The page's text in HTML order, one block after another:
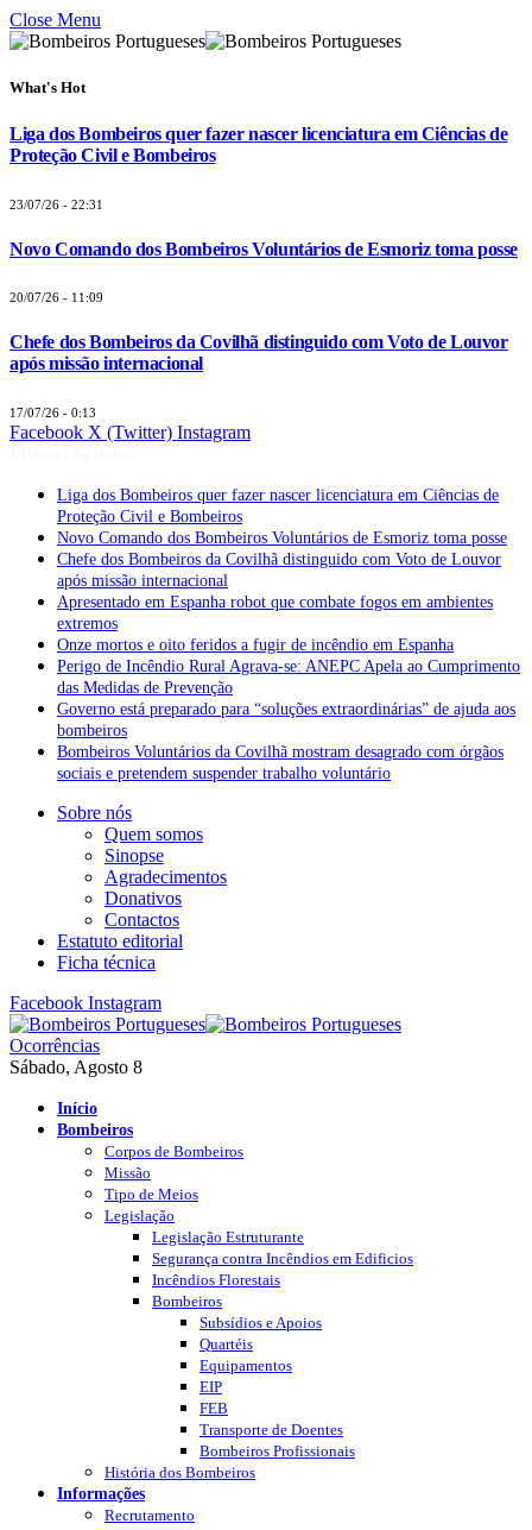
Close Menu
What's Hot
Liga dos Bombeiros quer fazer nascer licenciatura em Ciências de
Proteção Civil e Bombeiros
23/07/26 - 22:31
Novo Comando dos Bombeiros Voluntários de Esmoriz toma posse
20/07/26 - 11:09
Chefe dos Bombeiros da Covilhã distinguido com Voto de Louvor
após missão internacional
17/07/26 - 0:13
Facebook X (Twitter) Instagram
Liga dos Bombeiros quer fazer nascer licenciatura em Ciências de
Proteção Civil e Bombeiros
Novo Comando dos Bombeiros Voluntários de Esmoriz toma posse
Chefe dos Bombeiros da Covilhã distinguido com Voto de Louvor
após missão internacional
Apresentado em Espanha robot que combate fogos em ambientes
extremos
Onze mortos e oito feridos a fugir de incêndio em Espanha
Perigo de Incêndio Rural Agrava-se: ANEPC Apela ao Cumprimento
das Medidas de Prevenção
Governo está preparado para “soluções extraordinárias” de ajuda aos
bombeiros
Bombeiros Voluntários da Covilhã mostram desagrado com órgãos
sociais e pretendem suspender trabalho voluntário
Sobre nós
Quem somos
Sinopse
Agradecimentos
Donativos
Contactos
Estatuto editorial
Ficha técnica
Facebook Instagram
Ocorrências
Sábado, Agosto 8
Início
Bombeiros
Corpos de Bombeiros
Missão
Tipo de Meios
Legislação
Legislação Estruturante
Segurança contra Incêndios em Edificios
Incêndios Florestais
Bombeiros
Subsídios e Apoios
Quartéis
Equipamentos
EIP
FEB
Transporte de Doentes
Bombeiros Profissionais
História dos Bombeiros
Informações
Recrutamento